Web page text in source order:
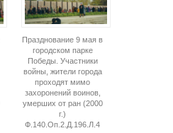
Празднование 9 мая в
городском парке
Победы. Участники
войны, жители города
проходят мимо
захоронений воинов,
умерших от ран (2000
г.)
Ф.140.Оп.2.Д.196.Л.4